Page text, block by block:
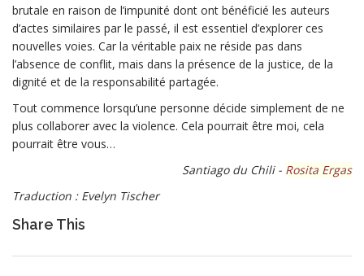
brutale en raison de l’impunité dont ont bénéficié les auteurs
d’actes similaires par le passé, il est essentiel d’explorer ces
nouvelles voies. Car la véritable paix ne réside pas dans
l’absence de conflit, mais dans la présence de la justice, de la
dignité et de la responsabilité partagée.
Tout commence lorsqu’une personne décide simplement de ne
plus collaborer avec la violence. Cela pourrait être moi, cela
pourrait être vous…
Santiago du Chili - Rosita Ergas
Traduction : Evelyn Tischer
Share This